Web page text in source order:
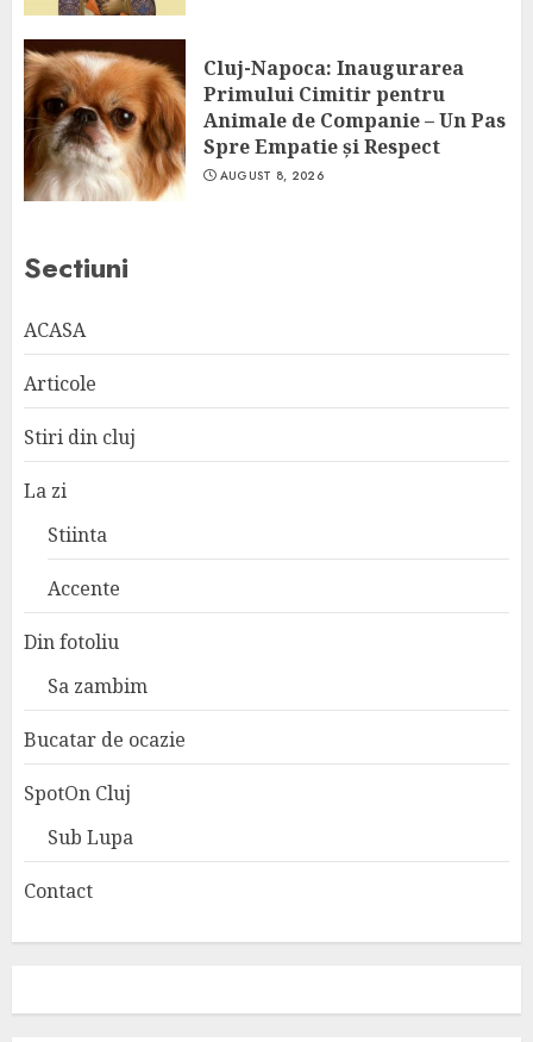
Cluj-Napoca: Inaugurarea
Primului Cimitir pentru
Animale de Companie – Un Pas
Spre Empatie și Respect
AUGUST 8, 2026
Sectiuni
ACASA
Articole
Stiri din cluj
La zi
Stiinta
Accente
Din fotoliu
Sa zambim
Bucatar de ocazie
SpotOn Cluj
Sub Lupa
Contact